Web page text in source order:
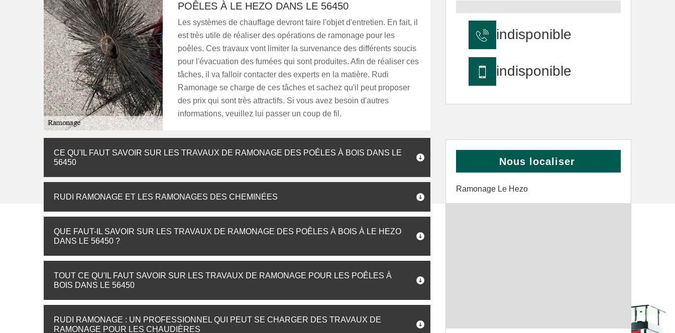
POÊLES À LE HEZO DANS LE 56450
Les systèmes de chauffage devront faire l'objet d'entretien. En fait, il
est très utile de réaliser des opérations de ramonage pour les
poêles. Ces travaux vont limiter la survenance des différents soucis
pour l'évacuation des fumées qui sont produites. Afin de réaliser ces
tâches, il va falloir contacter des experts en la matière. Rudi
Ramonage se charge de ces tâches et sachez qu'il peut proposer
des prix qui sont très attractifs. Si vous avez besoin d'autres
informations, veuillez lui passer un coup de fil.
CE QU'IL FAUT SAVOIR SUR LES TRAVAUX DE RAMONAGE DES POÊLES À BOIS DANS LE
56450
RUDI RAMONAGE ET LES RAMONAGES DES CHEMINÉES
QUE FAUT-IL SAVOIR SUR LES TRAVAUX DE RAMONAGE DES POÊLES À BOIS À LE HEZO
DANS LE 56450 ?
TOUT CE QU'IL FAUT SAVOIR SUR LES TRAVAUX DE RAMONAGE POUR LES POÊLES À
BOIS DANS LE 56450
RUDI RAMONAGE : UN PROFESSIONNEL QUI PEUT SE CHARGER DES TRAVAUX DE
RAMONAGE POUR LES CHAUDIÈRES
indisponible
indisponible
Nous localiser
Ramonage Le Hezo